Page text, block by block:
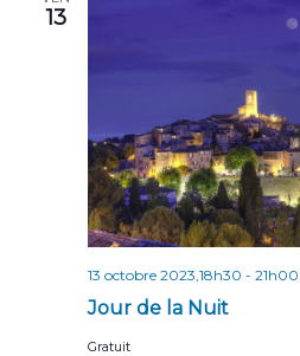
13
Jour de la Nuit
13 octobre 2023,18h30 - 21h00
Gratuit